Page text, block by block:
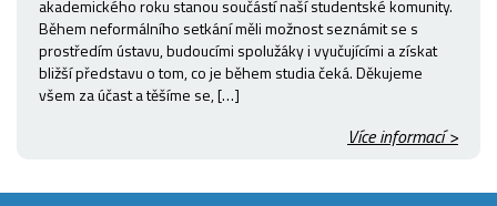
akademického roku stanou součástí naší studentské komunity.
Během neformálního setkání měli možnost seznámit se s
prostředím ústavu, budoucími spolužáky i vyučujícími a získat
bližší představu o tom, co je během studia čeká. Děkujeme
všem za účast a těšíme se, […]
Více informací >